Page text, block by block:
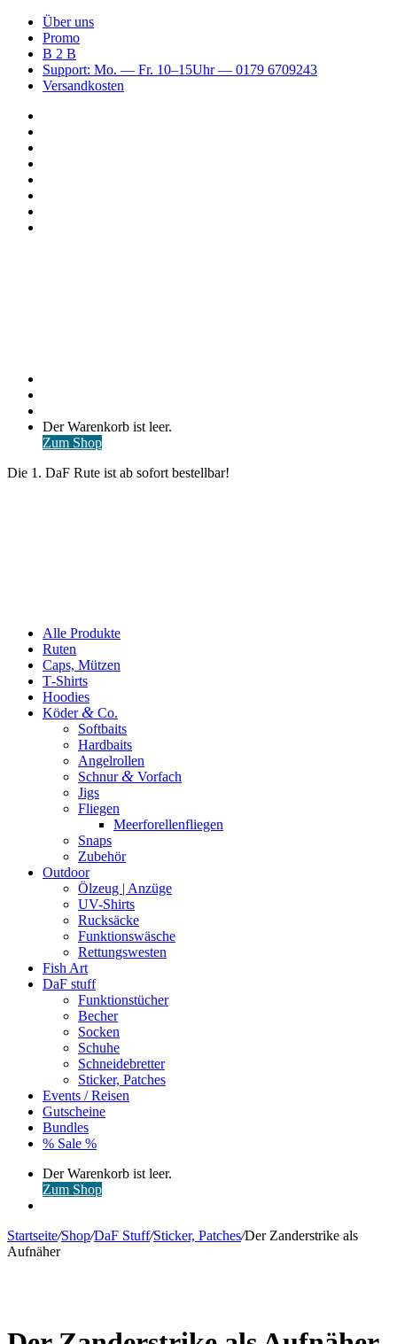
Über uns
Promo
B 2 B
Support: Mo. — Fr. 10–15Uhr — 0179 6709243
Versandkosten
Warenkorb
ansehen
Der Warenkorb ist leer.
Zum Shop
Die 1. DaF Rute ist ab sofort bestellbar!
Alle Produkte
Ruten
Caps, Mützen
T‑Shirts
Hoodies
Köder& Co.
Softbaits
Hardbaits
Angelrollen
Schnur& Vorfach
Jigs
Fliegen
Meerforellenfliegen
Snaps
Zubehör
Outdoor
Ölzeug | Anzüge
UV-Shirts
Rucksäcke
Funktionswäsche
Rettungswesten
Fish Art
DaF stuff
Funktionstücher
Becher
Socken
Schuhe
Schneidebretter
Sticker, Patches
Events / Reisen
Gutscheine
Bundles
% Sale %
Warenkorb
ansehen
Der Warenkorb ist leer.
Zum Shop
Startseite/Shop/DaF Stuff/Sticker, Patches/Der Zanderstrike als
Aufnäher